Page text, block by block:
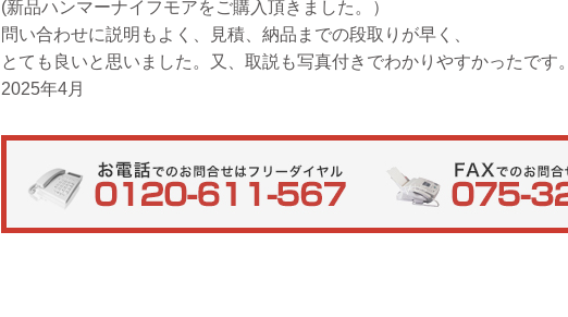
(新品ハンマーナイフモアをご購入頂きました。）
問い合わせに説明もよく、見積、納品までの段取りが早く、
とても良いと思いました。又、取説も写真付きでわかりやすかったです。
2025年4月